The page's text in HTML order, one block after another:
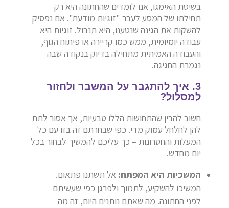
בשיטת האימגו, אנו לומדים שהחתונה היא רק
תחילתו של המסע לעבר "זוגיות מודעת". אם נפסיק
להשקות את הגינה שנטענו, היא תנבול. זוגיות היא
עבודה יומיומית, ממש כמו קריירה או פיתוח הגוף,
והעבודה האמיתית מתחילה בדיוק בנקודה שבה
נגמרת החגיגה.
3. איך להתגבר על המשבר ולחזור
למסלול?
חשוב להבין שהתחושות הללו טבעיות, אך אסור לתת
להן לחלחל עמוק מדי. כפי שבחרתם זה בזו עם כל
המעלות והחסרונות – כך עליכם להמשיך לבחור בכל
יום מחדש.
המשכיות היא המפתח: אל תשתנו פתאום.
המשיכו להשקיע, לתמוך ולפרגן כפי שעשיתם
לפני החתונה. מה שאתם נותנים היום, זה מה